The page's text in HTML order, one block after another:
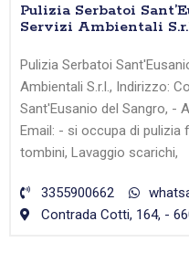
Pulizia Serbatoi
Servizi Ambientali
Pulizia Serbatoi
Ambientali S.r.l., Indirizzo:
Sant'Eusanio del Sangro, -
Email: - si occupa di
tombini, Lavaggio scarichi,
3355900662
Contrada Cotti, 164, -